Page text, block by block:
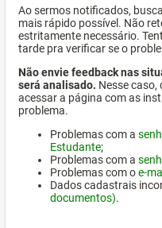
Ao sermos notificados,
mais rápido possível. Não
estritamente necessário.
tarde pra verificar se o
Não envie feedback nas
será analisado. Nesse
acessar a página com as
problema.
Problemas com a
Estudante;
Problemas com a
Problemas com oe-
Dados cadastrais
documentos).